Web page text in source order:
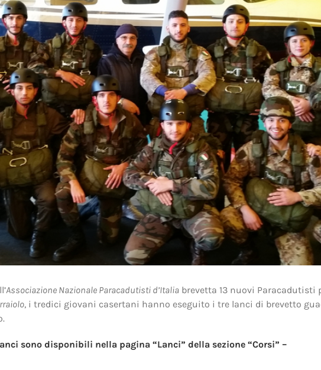
Associazione Nazionale Paracadutisti d’Italia brevetta 13 nuovi Paracadutisti
, i tredici giovani casertani hanno eseguito i tre lanci di brevetto
sono disponibili nella pagina “Lanci” della sezione “Corsi” –